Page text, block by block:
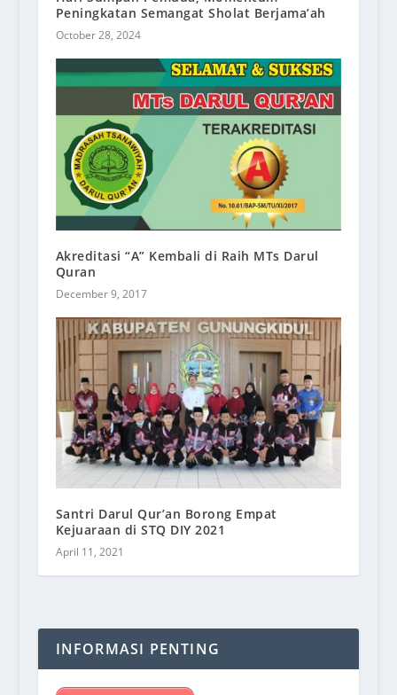
Peningkatan Semangat Sholat Berjama’ah
October 28, 2024
Akreditasi “A” Kembali di Raih MTs Darul
Quran
December 9, 2017
Santri Darul Qur’an Borong Empat
Kejuaraan di STQ DIY 2021
April 11, 2021
INFORMASI PENTING